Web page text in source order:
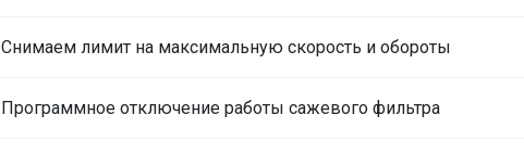
Снимаем лимит на максимальную скорость и обороты
Программное отключение работы сажевого фильтра